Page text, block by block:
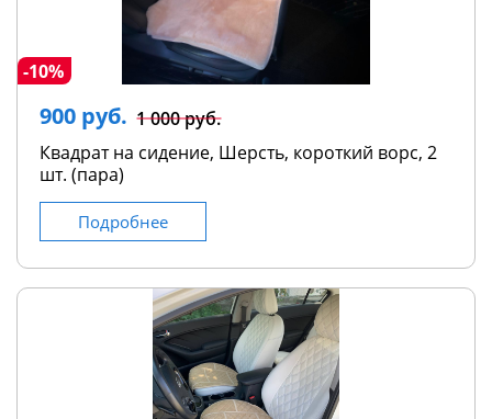
-10%
900 руб. 1 000 руб.
Квадрат на сидение, Шерсть, короткий ворс, 2
шт. (пара)
Подробнее